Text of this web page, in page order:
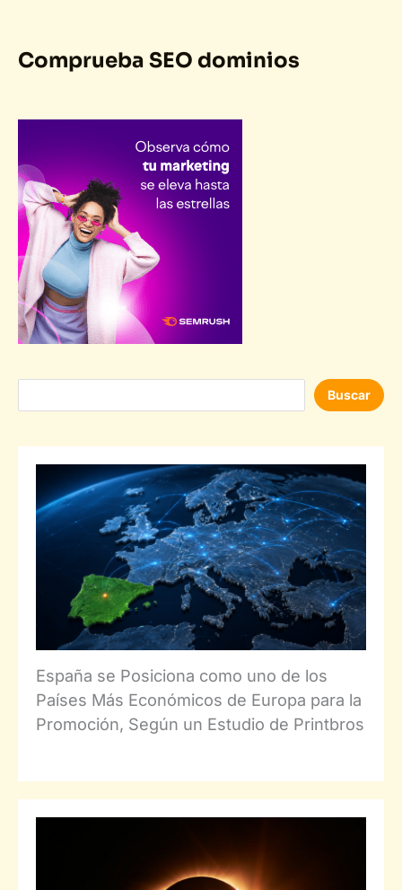
búsquedas
Comprueba SEO dominios
Buscar
España se Posiciona como uno de los
Países Más Económicos de Europa para la
Promoción, Según un Estudio de Printbros